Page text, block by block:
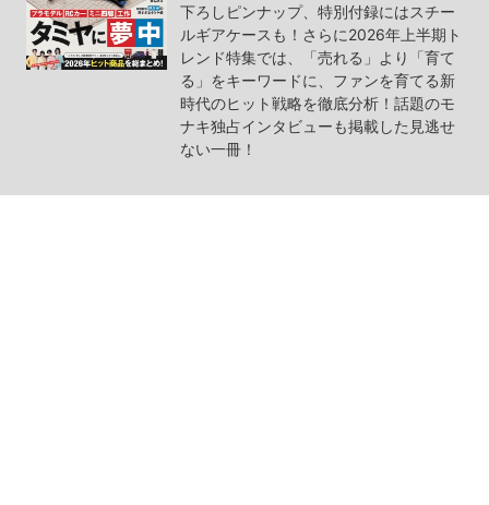
下ろしピンナップ、特別付録にはスチー
ルギアケースも！さらに2026年上半期ト
レンド特集では、「売れる」より「育て
る」をキーワードに、ファンを育てる新
時代のヒット戦略を徹底分析！話題のモ
ナキ独占インタビューも掲載した見逃せ
ない一冊！